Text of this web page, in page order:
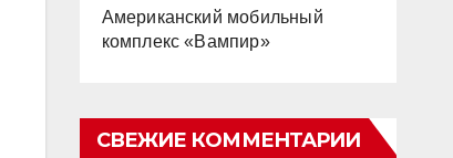
Американский мобильный
комплекс «Вампир»
СВЕЖИЕ КОММЕНТАРИИ